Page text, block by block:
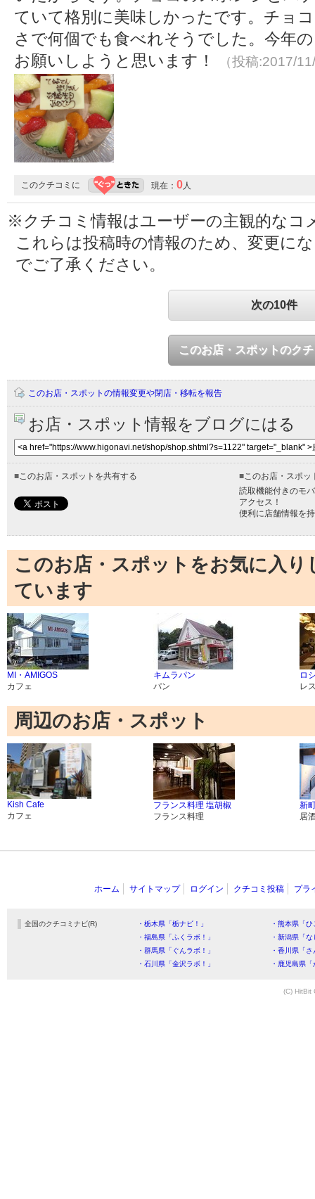
ていて格別に美味しかったです。チョ
さで何個でも食べれそうでした。今年
お願いしようと思います！
（投稿:2017/
このクチコミに 現在： 0人
※クチコミ情報はユーザーの主観的なコ
これらは投稿時の情報のため、変更に
でご了承ください。
次の10件
このお店・スポットのク
このお店・スポットの情報変更や閉店・移転を報告
お店・スポット情報をブログにはる
■このお店・スポットを共有する ■このお店・スポッ
読取機能付きのモ
アクセス！
便利に店舗情報を
このお店・スポットをお気に入
ています
MI・AMIGOS
カフェ
キムラパン
パン
ロ
レ
周辺のお店・スポット
Kish Cafe
カフェ
フランス料理 塩胡椒
フランス料理
新
居
ホーム サイトマップ ログイン クチコミ投稿 プラ
全国のクチコミナビ(R) ・栃木県「栃ナビ！」
・熊本県「
・福島県「ふくラボ！」
・新潟県「
・群馬県「ぐんラボ！」
・香川県「
・石川県「金沢ラボ！」
・鹿児島県
(C) HitBit